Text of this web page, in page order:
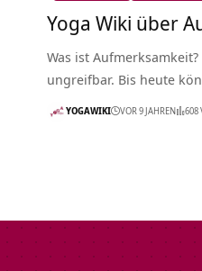
Yoga Wiki über
Was ist
ungreifbar. Bis heute
YOGAWIKI VOR 9 JAHREN 608